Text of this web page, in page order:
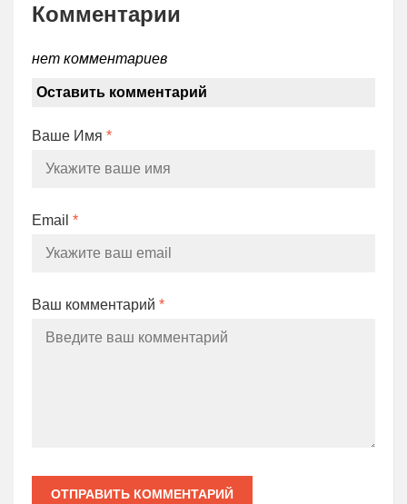
Комментарии
нет комментариев
Оставить комментарий
Ваше Имя *
Email *
Ваш комментарий *
ОТПРАВИТЬ КОММЕНТАРИЙ